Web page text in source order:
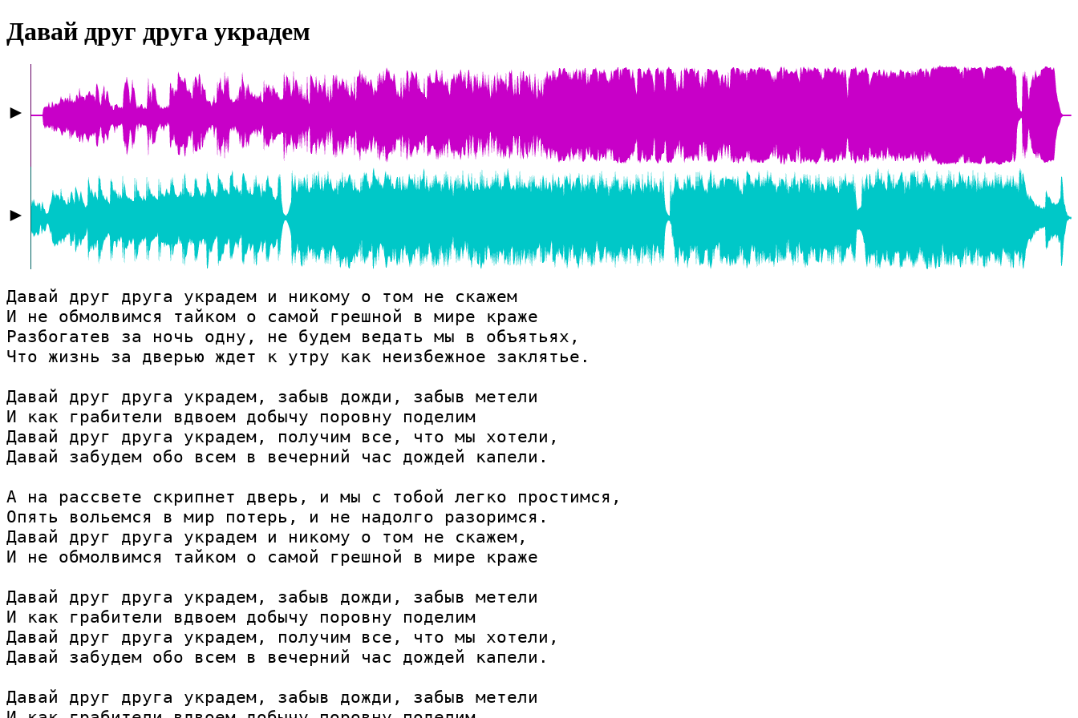
Давай друг друга украдем
►
►
Давай друг друга украдем и никому о том не скажем
И не обмолвимся тайком о самой грешной в мире краже
Разбогатев за ночь одну, не будем ведать мы в объятьях,
Что жизнь за дверью ждет к утру как неизбежное заклятье.
Давай друг друга украдем, забыв дожди, забыв метели
И как грабители вдвоем добычу поровну поделим
Давай друг друга украдем, получим все, что мы хотели,
Давай забудем обо всем в вечерний час дождей капели.
А на рассвете скрипнет дверь, и мы с тобой легко простимся,
Опять вольемся в мир потерь, и не надолго разоримся.
Давай друг друга украдем и никому о том не скажем,
И не обмолвимся тайком о самой грешной в мире краже
Давай друг друга украдем, забыв дожди, забыв метели
И как грабители вдвоем добычу поровну поделим
Давай друг друга украдем, получим все, что мы хотели,
Давай забудем обо всем в вечерний час дождей капели.
Давай друг друга украдем, забыв дожди, забыв метели